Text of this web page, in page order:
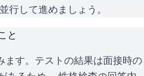
行して進めましょう。
と
ます。テストの結果は面接時の